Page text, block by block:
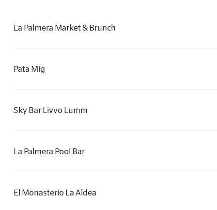
La Palmera Market & Brunch
Pata Mig
Sky Bar Livvo Lumm
La Palmera Pool Bar
El Monasterio La Aldea